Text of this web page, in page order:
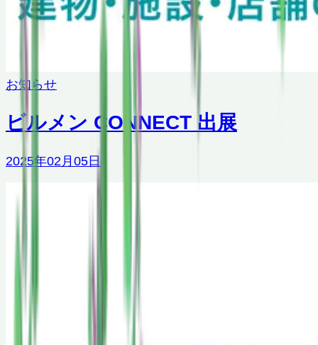
お知らせ
ビルメン CONNECT 出展
2025年02月05日